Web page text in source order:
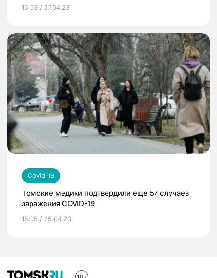
15:03 / 27.04.23
Covid-19
Томские медики подтвердили еще 57 случаев
заражения COVID-19
15:05 / 25.04.23